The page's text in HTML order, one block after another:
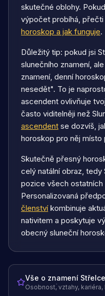
skutečné oblohy.
výpočet probíhá,
horoskop a jak funguje.
Důležitý tip: pokud jsi
slunečního znamení,
znamení, denní
nesedět". To je
ascendent ovlivňuje
často viditelněji než
ascendent se dozvíš,
horoskop pro něj místo
Skutečně přesný
celý natální obraz,
pozice všech ostatních
Personalizovaná
členství kombinuje
nativitem a poskytuje
obecný sluneční
Vše o znamení Střelce
Osobnost, vztahy,